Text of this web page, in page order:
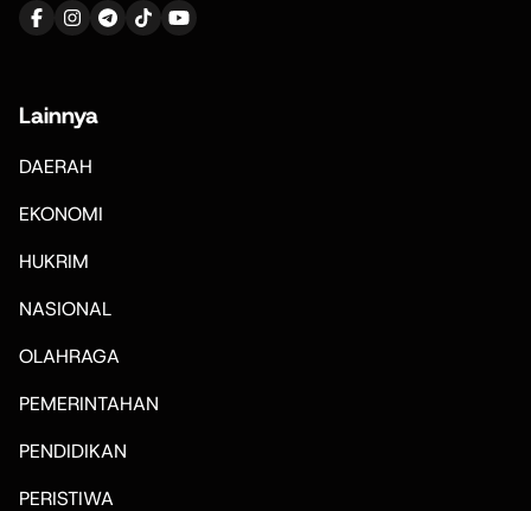
Lainnya
DAERAH
EKONOMI
HUKRIM
NASIONAL
OLAHRAGA
PEMERINTAHAN
PENDIDIKAN
PERISTIWA